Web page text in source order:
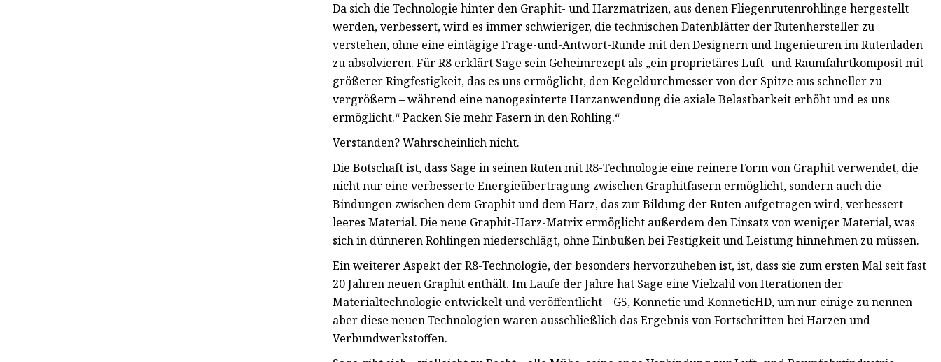
Da sich die Technologie hinter den Graphit- und Harzmatrizen, aus denen Fliegenrutenrohlinge hergestellt
werden, verbessert, wird es immer schwieriger, die technischen Datenblätter der Rutenhersteller zu
verstehen, ohne eine eintägige Frage-und-Antwort-Runde mit den Designern und Ingenieuren im Rutenladen
zu absolvieren. Für R8 erklärt Sage sein Geheimrezept als „ein proprietäres Luft- und Raumfahrtkomposit mit
größerer Ringfestigkeit, das es uns ermöglicht, den Kegeldurchmesser von der Spitze aus schneller zu
vergrößern – während eine nanogesinterte Harzanwendung die axiale Belastbarkeit erhöht und es uns
ermöglicht.“ Packen Sie mehr Fasern in den Rohling.“
Verstanden? Wahrscheinlich nicht.
Die Botschaft ist, dass Sage in seinen Ruten mit R8-Technologie eine reinere Form von Graphit verwendet, die
nicht nur eine verbesserte Energieübertragung zwischen Graphitfasern ermöglicht, sondern auch die
Bindungen zwischen dem Graphit und dem Harz, das zur Bildung der Ruten aufgetragen wird, verbessert
leeres Material. Die neue Graphit-Harz-Matrix ermöglicht außerdem den Einsatz von weniger Material, was
sich in dünneren Rohlingen niederschlägt, ohne Einbußen bei Festigkeit und Leistung hinnehmen zu müssen.
Ein weiterer Aspekt der R8-Technologie, der besonders hervorzuheben ist, ist, dass sie zum ersten Mal seit fast
20 Jahren neuen Graphit enthält. Im Laufe der Jahre hat Sage eine Vielzahl von Iterationen der
Materialtechnologie entwickelt und veröffentlicht – G5, Konnetic und KonneticHD, um nur einige zu nennen –
aber diese neuen Technologien waren ausschließlich das Ergebnis von Fortschritten bei Harzen und
Verbundwerkstoffen.